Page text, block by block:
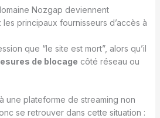
Nozgap deviennent
principaux fournisseurs d’accès à
que “le site est mort”, alors qu’il
de blocage côté réseau ou
une plateforme de streaming non
se retrouver dans cette situation :